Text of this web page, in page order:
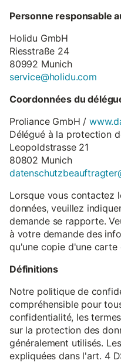
Personne responsable
Holidu GmbH
Riesstraße 24
80992 Munich
service@holidu.com
Coordonnées du
Proliance GmbH /
Délégué à la protection
Leopoldstrasse 21
80802 Munich
Lorsque vous contactez
données, veuillez
demande se rapporte.
à votre demande des
qu'une copie d'une carte
Définitions
Notre politique de
compréhensible pour
confidentialité, les
sur la protection des
généralement utilisés.
expliquées dans l'art. 4